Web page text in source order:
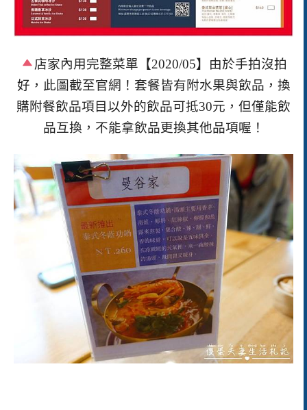
店家內用完整菜單【2020/05】由於手拍沒拍
好，此圖截至官網！套餐皆有附水果與飲品，換
購附餐飲品項目以外的飲品可抵30元，但僅能飲
品互換，不能拿飲品更換其他品項喔！